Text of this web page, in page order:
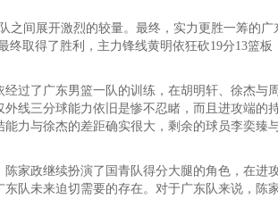
之间展开激烈的较量。最终，实力更胜一筹的
取得了胜利，主力锋线黄明依狂砍19分13篮板
过了广东男篮一队的训练，在胡明轩、徐杰与
线三分球能力依旧是惨不忍睹，而且进攻端的
力与徐杰的差距确实很大，剩余的球员李奕臻
家政继续扮演了国青队得分大腿的角色，在进
队未来迫切需要的存在。对于广东队来说，陈